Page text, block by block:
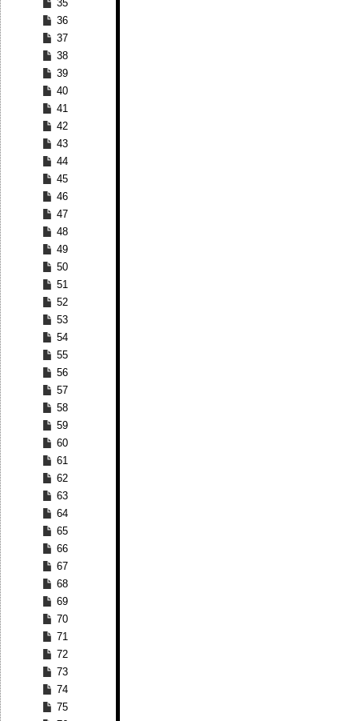
35
36
37
38
39
40
41
42
43
44
45
46
47
48
49
50
51
52
53
54
55
56
57
58
59
60
61
62
63
64
65
66
67
68
69
70
71
72
73
74
75